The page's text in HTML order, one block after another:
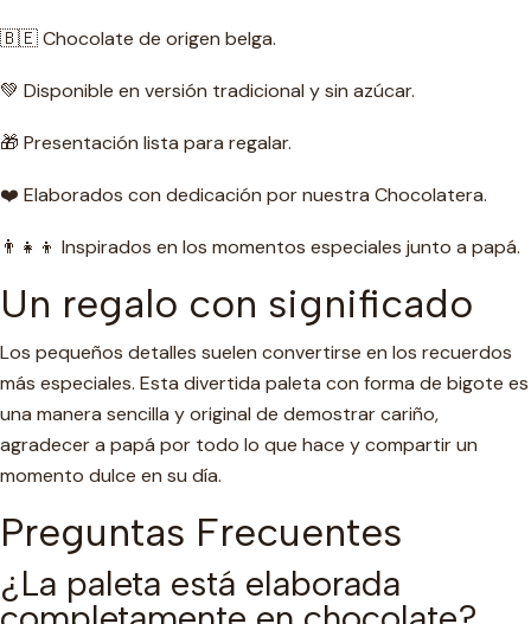
🇧🇪 Chocolate de origen belga.
💚 Disponible en versión tradicional y sin azúcar.
🎁 Presentación lista para regalar.
❤️ Elaborados con dedicación por nuestra Chocolatera.
👨‍👧‍👦 Inspirados en los momentos especiales junto a papá.
Un regalo con significado
Los pequeños detalles suelen convertirse en los recuerdos
más especiales. Esta divertida paleta con forma de bigote es
una manera sencilla y original de demostrar cariño,
agradecer a papá por todo lo que hace y compartir un
momento dulce en su día.
Preguntas Frecuentes
¿La paleta está elaborada